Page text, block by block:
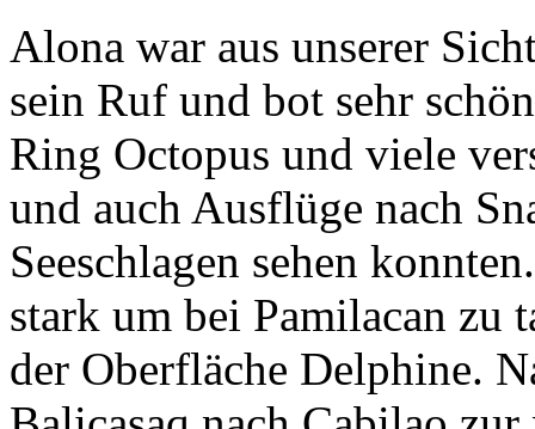
Alona war aus unserer
sein Ruf und bot sehr
Ring Octopus und viele
und auch Ausflüge nach
Seeschlagen sehen
stark um bei Pamilacan zu
der Oberfläche Delphine.